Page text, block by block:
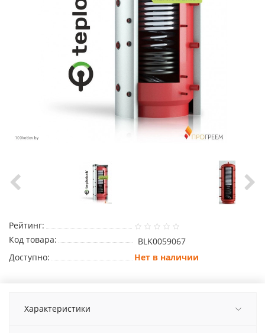
Рейтинг:
Код товара:
BLK0059067
Доступно:
Нет в наличии
Характеристики